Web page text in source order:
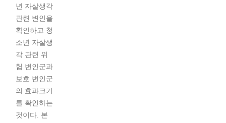
년 자살생각
관련 변인을
확인하고 청
소년 자살생
각 관련 위
험 변인군과
보호 변인군
의 효과크기
를 확인하는
것이다. 본